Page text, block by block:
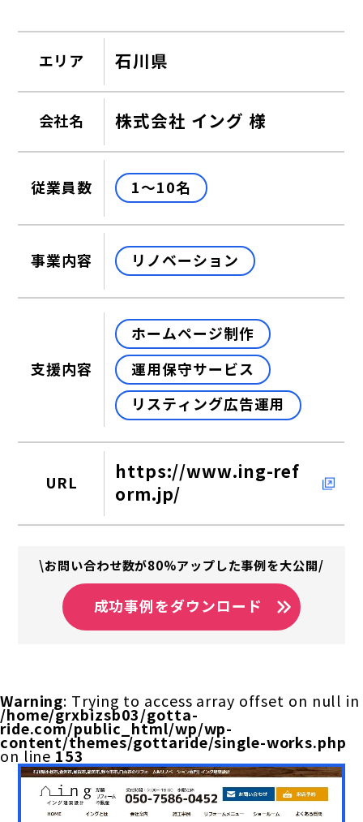
エリア 石川県
会社名 株式会社 イング 様
従業員数 1～10名
事業内容 リノベーション
支援内容
ホームページ制作
運用保守サービス
リスティング広告運用
URL
https://www.ing-ref
orm.jp/
\お問い合わせ数が80%アップした事例を大公開/
成功事例をダウンロード
Warning: Trying to access array offset on null in
/home/grxbizsb03/gotta-
ride.com/public_html/wp/wp-
content/themes/gottaride/single-works.php
on line 153